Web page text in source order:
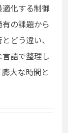
化する制御
の課題から
どう違い、
語で整理し
大な時間と